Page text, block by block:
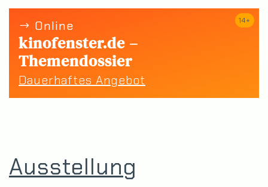
Online
kinofenster.de –
Themendossier
Dauerhaftes Angebot
14+
Ausstellung